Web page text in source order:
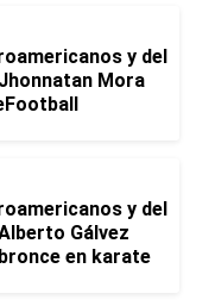
y del
Mora
y del
Gálvez
en karate